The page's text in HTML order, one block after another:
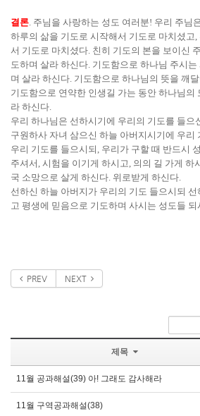
결론. 주님을 사랑하는 성도 여러분! 우리 주님
하루의 삶을 기도로 시작해서 기도로 마치셨고,
서 기도로 마치셨다. 친히 기도의 본을 보이신
도하며 살라 하신다. 기도함으로 하나님 주시
며 살라 하신다. 기도함으로 하나님의 뜻을 깨
기도함으로 연약한 인생길 가는 동안 하나님의
라 하신다.
우리 하나님은 선하시기에 우리의 기도를 들으
구원하사 자녀 삼으신 하늘 아버지시기에 우리
우리 기도를 들으시되 , 우리가 구할 때 반드시
주셔서 , 시험을 이기게 하시고, 의의 길 가게 하
국 소망으로 살게 하신다. 위로받게 하신다.
선하신 하늘 아버지가 우리의 기도 들으시되
고 평생에 믿음으로 기도하며 사시는 성도들
PREV NEXT
제목
11월 공과해설(39) 아! 그래도 감사해라
11월 구역공과해설(38)